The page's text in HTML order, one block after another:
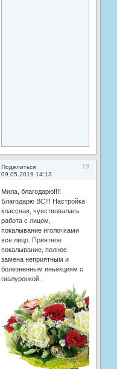
Поделиться
19
09.05.2019 14:13
Мила, благодарю!!!!
Благодарю ВС!!! Настройка
классная, чувствовалась
работа с лицом,
покалывание иголочками
все лицо. Приятное
покалывание, полное
замена неприятным и
болезненным иньекциям с
гиалуронкой.